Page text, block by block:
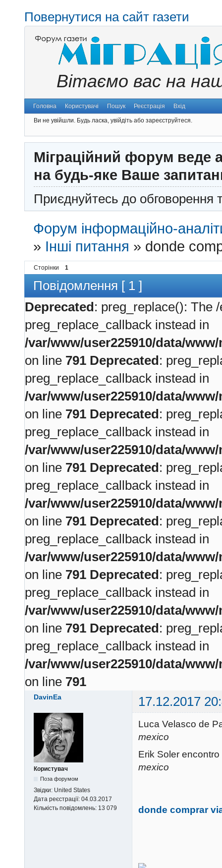
Повернутися на сайт газети
Вітаємо вас на
Головна Користувачі Пошук Реєстрація Вхід
Ви не увійшли. Будь ласка, увійдіть або зареєструйтеся.
Міграційний форум веде
на будь-яке Ваше
Приєднуйтесь до обговорення
Форум інформаційно-
» Інші питання » donde
Сторінки 1
Повідомлення [ 1 ]
Deprecated: preg_replace(): The
preg_replace_callback instead in
/var/www/user225910/data/
on line 791 Deprecated:
preg_replace_callback instead in
/var/www/user225910/data/
on line 791 Deprecated:
preg_replace_callback instead in
/var/www/user225910/data/
on line 791 Deprecated:
preg_replace_callback instead in
/var/www/user225910/data/
on line 791 Deprecated:
preg_replace_callback instead in
/var/www/user225910/data/
on line 791 Deprecated:
preg_replace_callback instead in
/var/www/user225910/data/
on line 791 Deprecated:
preg_replace_callback instead in
/var/www/user225910/data/
on line 791
DavinEa 17.12.2017
Користувач
Поза форумом
Звідки: United States
Дата реєстрації: 04.03.2017
Кількість повідомлень: 13 079
Luca Velasco de
mexico
Erik Soler
mexico
donde comprar